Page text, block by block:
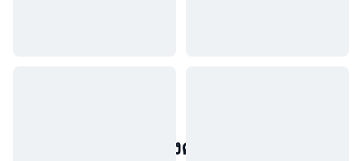
สินทรัพย์ในโลกแห่งความจริงยอดนิยม